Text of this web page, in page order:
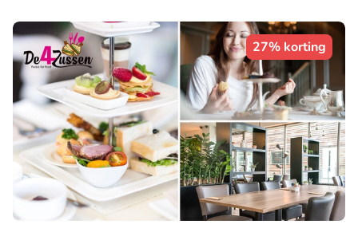
27% korting